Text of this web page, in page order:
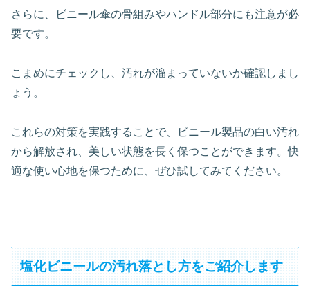
さらに、ビニール傘の骨組みやハンドル部分にも注意が必
要です。
こまめにチェックし、汚れが溜まっていないか確認しまし
ょう。
これらの対策を実践することで、ビニール製品の白い汚れ
から解放され、美しい状態を長く保つことができます。快
適な使い心地を保つために、ぜひ試してみてください。
塩化ビニールの汚れ落とし方をご紹介します